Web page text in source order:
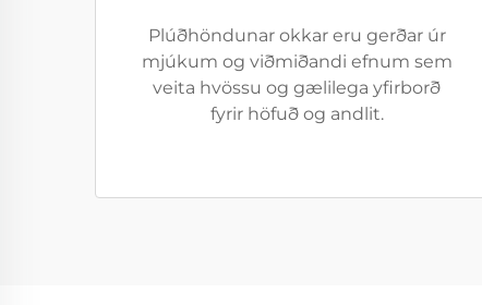
Plúðhöndunar okkar eru gerðar úr
mjúkum og viðmiðandi efnum sem
veita hvössu og gælilega yfirborð
fyrir höfuð og andlit.